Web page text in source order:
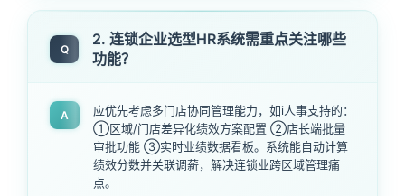
Q
2. 连锁企业选型HR系统需重点关注哪些
功能？
A
应优先考虑多门店协同管理能力，如i人事支持的：
①区域/门店差异化绩效方案配置 ②店长端批量
审批功能 ③实时业绩数据看板。系统能自动计算
绩效分数并关联调薪，解决连锁业跨区域管理痛
点。